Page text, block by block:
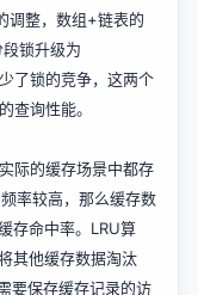
整，数组+链表的
锁升级为
了锁的竞争，这两个
查询性能。
际的缓存场景中都存
率较高，那么缓存数
存命中率。LRU算
其他缓存数据淘汰
要保存缓存记录的访